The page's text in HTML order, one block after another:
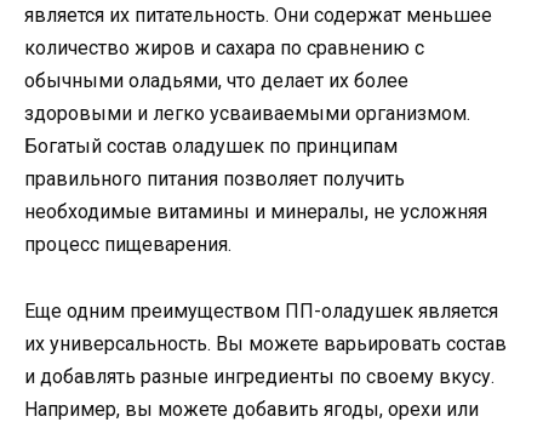
является их питательность. Они содержат меньшее
количество жиров и сахара по сравнению с
обычными оладьями, что делает их более
здоровыми и легко усваиваемыми организмом.
Богатый состав оладушек по принципам
правильного питания позволяет получить
необходимые витамины и минералы, не усложняя
процесс пищеварения.
Еще одним преимуществом ПП-оладушек является
их универсальность. Вы можете варьировать состав
и добавлять разные ингредиенты по своему вкусу.
Например, вы можете добавить ягоды, орехи или